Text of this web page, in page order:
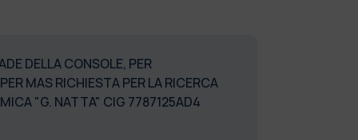
DELLA CONSOLE, PER
MAS RICHIESTA PER LA RICERCA
"G. NATTA" CIG 7787125AD4